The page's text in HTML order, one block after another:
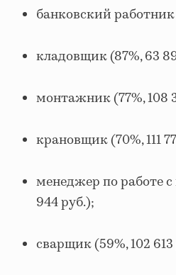
банковский работник
кладовщик (87%, 63
монтажник (77%, 108
крановщик (70%, 111
менеджер по работе
944 руб.);
сварщик (59%, 102